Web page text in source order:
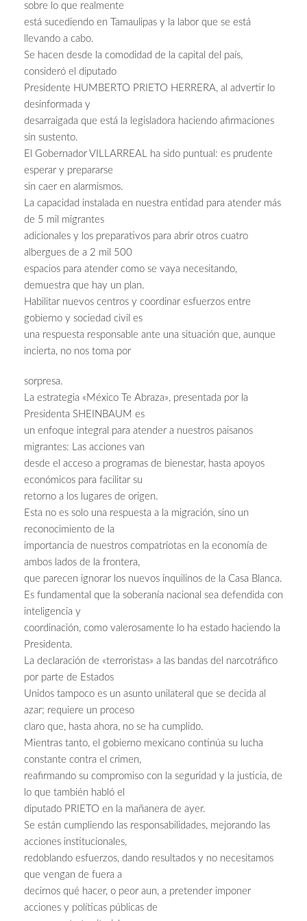
sobre lo que realmente
está sucediendo en Tamaulipas y la labor que se está
llevando a cabo.
Se hacen desde la comodidad de la capital del país,
consideró el diputado
Presidente HUMBERTO PRIETO HERRERA, al advertir lo
desinformada y
desarraigada que está la legisladora haciendo afirmaciones
sin sustento.
El Gobernador VILLARREAL ha sido puntual: es prudente
esperar y prepararse
sin caer en alarmismos.
La capacidad instalada en nuestra entidad para atender más
de 5 mil migrantes
adicionales y los preparativos para abrir otros cuatro
albergues de a 2 mil 500
espacios para atender como se vaya necesitando,
demuestra que hay un plan.
Habilitar nuevos centros y coordinar esfuerzos entre
gobierno y sociedad civil es
una respuesta responsable ante una situación que, aunque
incierta, no nos toma por
sorpresa.
La estrategia «México Te Abraza», presentada por la
Presidenta SHEINBAUM es
un enfoque integral para atender a nuestros paisanos
migrantes: Las acciones van
desde el acceso a programas de bienestar, hasta apoyos
económicos para facilitar su
retorno a los lugares de origen.
Esta no es solo una respuesta a la migración, sino un
reconocimiento de la
importancia de nuestros compatriotas en la economía de
ambos lados de la frontera,
que parecen ignorar los nuevos inquilinos de la Casa Blanca.
Es fundamental que la soberanía nacional sea defendida con
inteligencia y
coordinación, como valerosamente lo ha estado haciendo la
Presidenta.
La declaración de «terroristas» a las bandas del narcotráfico
por parte de Estados
Unidos tampoco es un asunto unilateral que se decida al
azar; requiere un proceso
claro que, hasta ahora, no se ha cumplido.
Mientras tanto, el gobierno mexicano continúa su lucha
constante contra el crimen,
reafirmando su compromiso con la seguridad y la justicia, de
lo que también habló el
diputado PRIETO en la mañanera de ayer.
Se están cumpliendo las responsabilidades, mejorando las
acciones institucionales,
redoblando esfuerzos, dando resultados y no necesitamos
que vengan de fuera a
decirnos qué hacer, o peor aun, a pretender imponer
acciones y políticas públicas de